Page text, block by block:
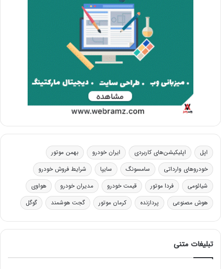
اپل اپلیکیشن‌های کاربردی ایران خودرو
بهمن موتور
خودروهای وارداتی
سامسونگ سایپا
شرایط فروش خودرو
شیائومی
فردا موتور قیمت خودرو مدیران خودرو
هواوی
هوش مصنوعی
پردازنده کرمان موتور گجت هوشمند گوگل
تبلیغات متنی